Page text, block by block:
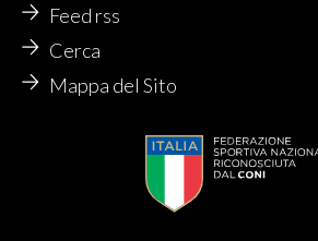
Feed rss
Cerca
Mappa del Sito